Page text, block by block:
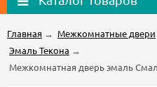
Главная → Межкомнатные двери
Эмаль Текона →
Межкомнатная дверь эмаль